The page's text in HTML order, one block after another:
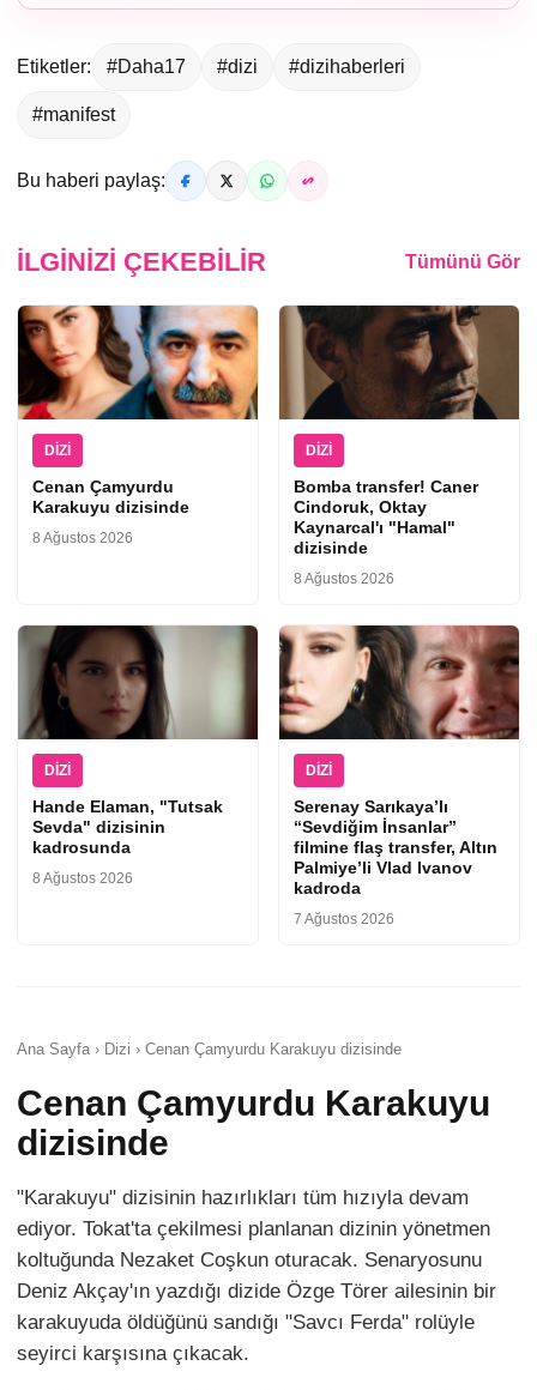
Etiketler: #Daha17 #dizi #dizihaberleri
#manifest
Bu haberi paylaş:
İLGINIZI ÇEKEBILIR Tümünü Gör
DIZI
Cenan Çamyurdu
Karakuyu dizisinde
8 Ağustos 2026
DIZI
Bomba transfer! Caner
Cindoruk, Oktay
Kaynarcal'ı "Hamal"
dizisinde
8 Ağustos 2026
DIZI
Hande Elaman, "Tutsak
Sevda" dizisinin
kadrosunda
8 Ağustos 2026
DIZI
Serenay Sarıkaya’lı
“Sevdiğim İnsanlar”
filmine flaş transfer, Altın
Palmiye’li Vlad Ivanov
kadroda
7 Ağustos 2026
Ana Sayfa › Dizi › Cenan Çamyurdu Karakuyu dizisinde
Cenan Çamyurdu Karakuyu
dizisinde
"Karakuyu" dizisinin hazırlıkları tüm hızıyla devam
ediyor. Tokat'ta çekilmesi planlanan dizinin yönetmen
koltuğunda Nezaket Coşkun oturacak. Senaryosunu
Deniz Akçay'ın yazdığı dizide Özge Törer ailesinin bir
karakuyuda öldüğünü sandığı "Savcı Ferda" rolüyle
seyirci karşısına çıkacak.